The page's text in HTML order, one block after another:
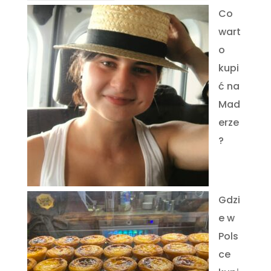
Co
wart
o
kupi
ć na
Mad
erze
?
Gdzi
e w
Pols
ce